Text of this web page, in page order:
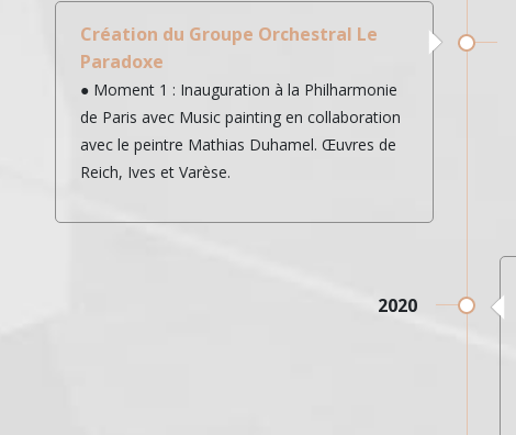
Création du Groupe Orchestral Le
Paradoxe
● Moment 1 : Inauguration à la Philharmonie
de Paris avec Music painting en collaboration
avec le peintre Mathias Duhamel. Œuvres de
Reich, Ives et Varèse.
2020